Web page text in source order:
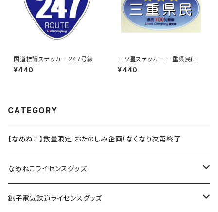
国道標識ステッカー 247号線
¥440
三ツ星ステッカー 三重県民(ブ
ルー)
¥440
CATEGORY
【なめねこ】数量限定 おたのしみ企画！なくなり次第終了
なめねこライセンスグッズ
Tシャツ
銚子電気鉄道ライセンスグッズ